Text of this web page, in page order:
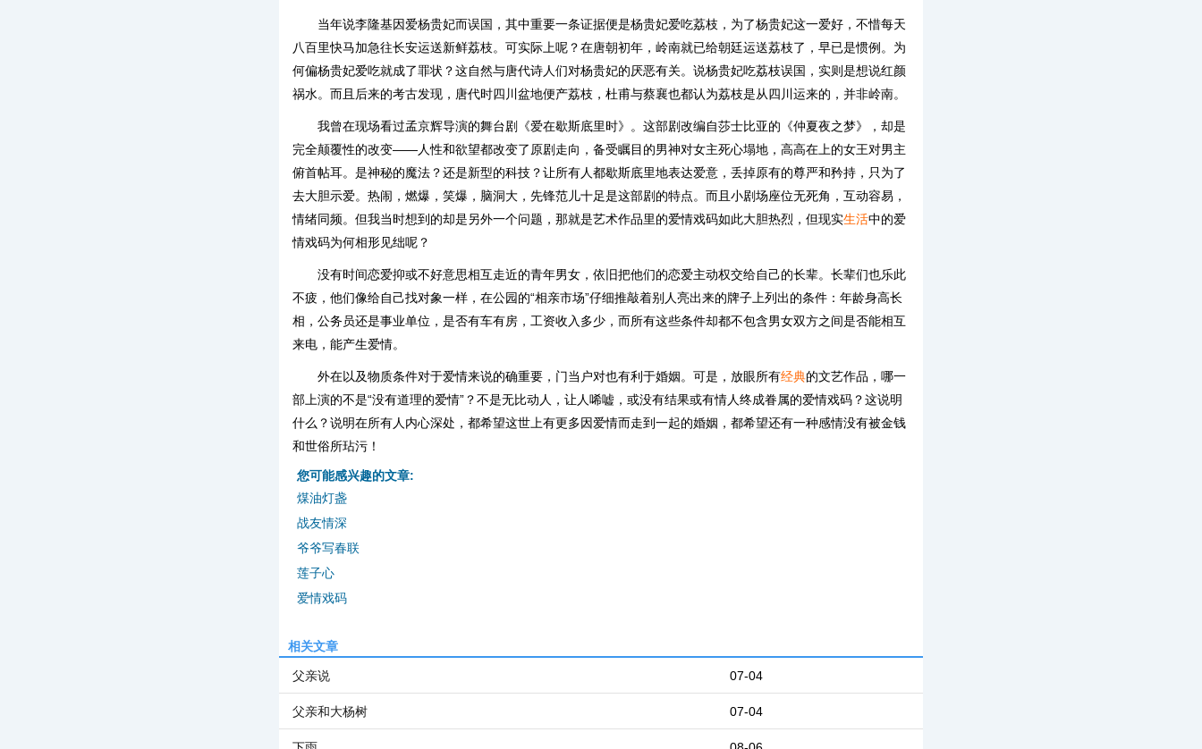
当年说李隆基因爱杨贵妃而误国，其中重要一条证据便是杨贵妃爱吃荔枝，为了杨贵妃这一爱好，不惜每天
八百里快马加急往长安运送新鲜荔枝。可实际上呢？在唐朝初年，岭南就已给朝廷运送荔枝了，早已是惯例。为
何偏杨贵妃爱吃就成了罪状？这自然与唐代诗人们对杨贵妃的厌恶有关。说杨贵妃吃荔枝误国，实则是想说红颜
祸水。而且后来的考古发现，唐代时四川盆地便产荔枝，杜甫与蔡襄也都认为荔枝是从四川运来的，并非岭南。
我曾在现场看过孟京辉导演的舞台剧《爱在歇斯底里时》。这部剧改编自莎士比亚的《仲夏夜之梦》，却是
完全颠覆性的改变——人性和欲望都改变了原剧走向，备受瞩目的男神对女主死心塌地，高高在上的女王对男主
俯首帖耳。是神秘的魔法？还是新型的科技？让所有人都歇斯底里地表达爱意，丢掉原有的尊严和矜持，只为了
去大胆示爱。热闹，燃爆，笑爆，脑洞大，先锋范儿十足是这部剧的特点。而且小剧场座位无死角，互动容易，
情绪同频。但我当时想到的却是另外一个问题，那就是艺术作品里的爱情戏码如此大胆热烈，但现实生活中的爱
情戏码为何相形见绌呢？
没有时间恋爱抑或不好意思相互走近的青年男女，依旧把他们的恋爱主动权交给自己的长辈。长辈们也乐此
不疲，他们像给自己找对象一样，在公园的“相亲市场”仔细推敲着别人亮出来的牌子上列出的条件：年龄身高长
相，公务员还是事业单位，是否有车有房，工资收入多少，而所有这些条件却都不包含男女双方之间是否能相互
来电，能产生爱情。
外在以及物质条件对于爱情来说的确重要，门当户对也有利于婚姻。可是，放眼所有经典的文艺作品，哪一
部上演的不是“没有道理的爱情”？不是无比动人，让人唏嘘，或没有结果或有情人终成眷属的爱情戏码？这说明
什么？说明在所有人内心深处，都希望这世上有更多因爱情而走到一起的婚姻，都希望还有一种感情没有被金钱
和世俗所玷污！
您可能感兴趣的文章:
煤油灯盏
战友情深
爷爷写春联
莲子心
爱情戏码
相关文章
07-04
父亲说
07-04
父亲和大杨树